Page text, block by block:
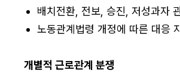
배치전환, 전보, 승진, 저성과자
노동관계법령 개정에 따른 대응
개별적 근로관계 분쟁